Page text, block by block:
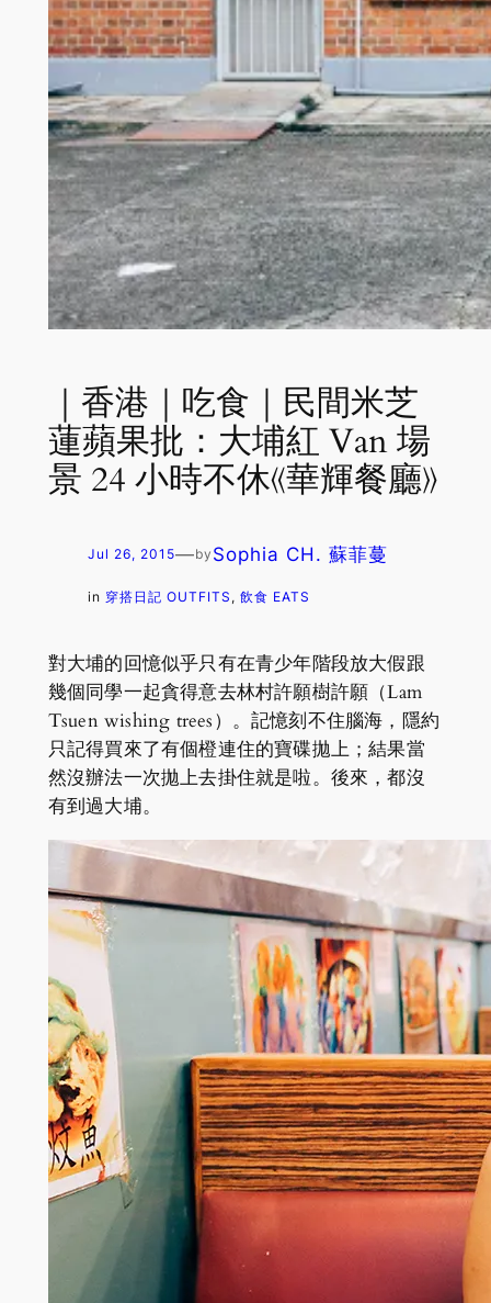
｜香港｜吃食｜民間米芝
蓮蘋果批：大埔紅 Van 場
景 24 小時不休《華輝餐廳》
Jul 26, 2015—by Sophia CH. 蘇菲蔓
in 穿搭日記 OUTFITS , 飲食 EATS
對大埔的回憶似乎只有在青少年階段放大假跟
幾個同學一起貪得意去林村許願樹許願（Lam
Tsuen wishing trees）。記憶刻不住腦海，隱約
只記得買來了有個橙連住的寶碟拋上；結果當
然沒辦法一次拋上去掛住就是啦。後來，都沒
有到過大埔。